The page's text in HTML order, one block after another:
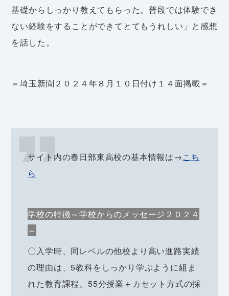
基礎からしっかり教えてもらった。普段では体験でき
ない経験をすることができてとてもうれしい」と感想
を話した。
＝埼玉新聞２０２４年８月１０日付け１４面掲載＝
サイト内の春日部東高校の基本情報は→こち
ら
学校の特徴～学校からのメッセージ２０２４
～
〇入学時、同レベルの他校より高い進路実績
の理由は、5教科をしっかり学ぶように組ま
れた教育課程、55分授業＋カセット方式の採